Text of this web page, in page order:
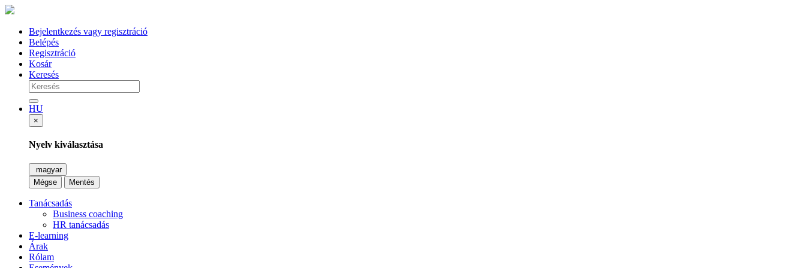
Bejelentkezés vagy regisztráció
Belépés
Regisztráció
Kosár
Keresés
HU
×
Nyelv kiválasztása
magyar
Mégse
Mentés
Tanácsadás
Business coaching
HR tanácsadás
E-learning
Árak
Rólam